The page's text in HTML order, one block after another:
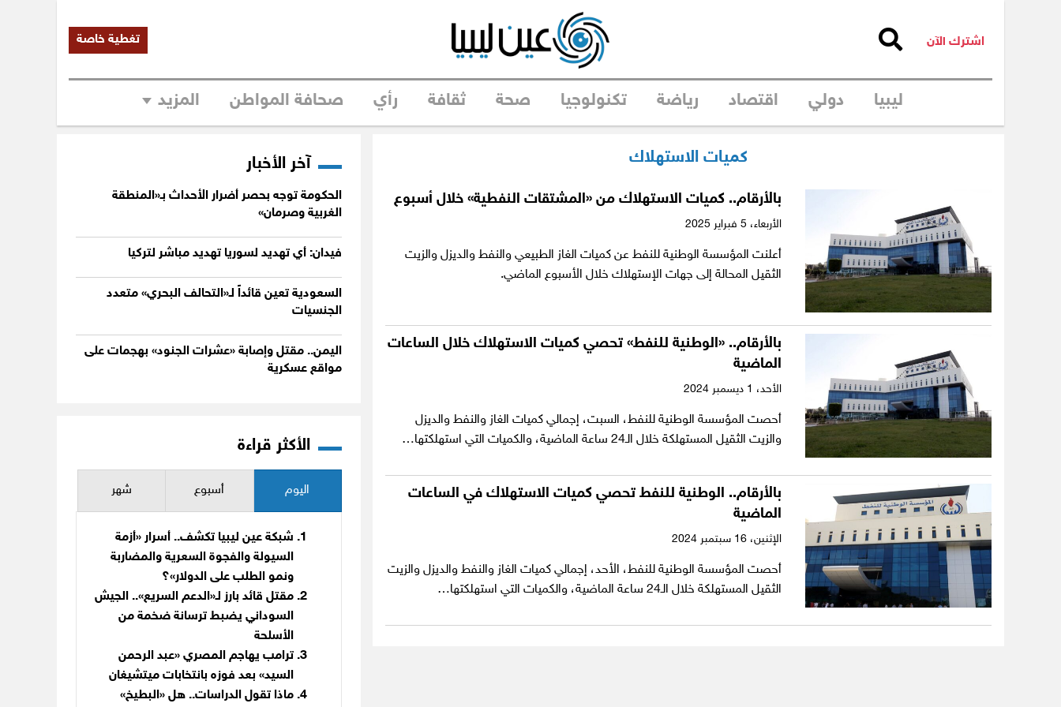
اشترك الآن تغطية خاصة
ليبيا دولي اقتصاد رياضة تكنولوجيا صحة ثقافة رأي صحافة المواطن المزيد
كميات الاستهلاك
بالأرقام.. كميات الاستهلاك من «المشتقات النفطية» خلال أسبوع
الأربعاء،
أعلنت المؤسسة الوطنية للنفط عن كميات الغاز الطبيعي والنفط والديزل والزيت
الثقيل المحالة إلى جهات الإستهلاك خلال الأسبوع الماضي.
بالأرقام.. «الوطنية للنفط» تحصي كميات الاستهلاك خلال الساعات
الماضية
الأحد،
أحصت المؤسسة الوطنية للنفط، السبت، إجمالي كميات الغاز والنفط والديزل
والزيت الثقيل المستهلكة خلال الـ24 ساعة الماضية، والكميات التي استهلكتها…
بالأرقام.. الوطنية للنفط تحصي كميات الاستهلاك في الساعات
الماضية
الإثنين،
أحصت المؤسسة الوطنية للنفط، الأحد، إجمالي كميات الغاز والنفط والديزل والزيت
الثقيل المستهلكة خلال الـ24 ساعة الماضية، والكميات التي استهلكتها…
آخر الأخبار
الحكومة توجه بحصر أضرار الأحداث بـ«المنطقة
الغربية وصرمان»
فيدان: أي تهديد لسوريا تهديد مباشر لتركيا
السعودية تعين قائداً لـ«التحالف البحري» متعدد
الجنسيات
اليمن.. مقتل وإصابة «عشرات الجنود» بهجمات على
مواقع عسكرية
الأكثر قراءة
اليوم أسبوع شهر
شبكة عين ليبيا تكشف.. أسرار «أزمة
السيولة والفجوة السعرية والمضاربة
ونمو الطلب على الدولار»؟
مقتل قائد بارز لـ«الدعم السريع».. الجيش
السوداني يضبط ترسانة ضخمة من
الأسلحة
ترامب يهاجم المصري «عبد الرحمن
السيد» بعد فوزه بانتخابات ميتشيغان
ماذا تقول الدراسات.. هل «البطيخ»